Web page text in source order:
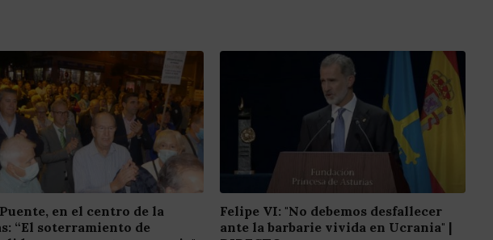
en el centro de la
“El soterramiento de
Felipe VI: "No debemos desfallecer
ante la barbarie vivida en Ucrania" |